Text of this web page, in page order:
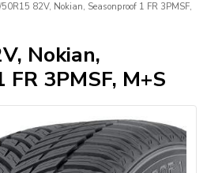
82V, Nokian, Seasonproof 1 FR 3PMSF,
Nokian,
3PMSF, M+S